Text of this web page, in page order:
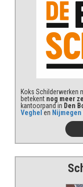
Koks Schilderwerken
betekent nog meer
kantoorpand in Den
Veghelen Nijmegen